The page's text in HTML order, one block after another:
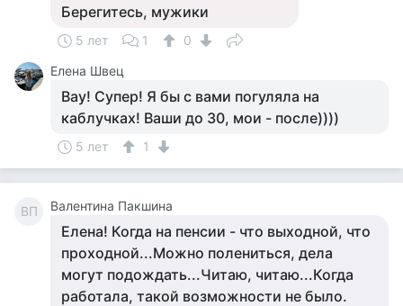
Берегитесь, мужики
5 лет 1
0
Елена Швец
Вау! Супер! Я бы с вами погуляла на
каблучках! Ваши до 30, мои - после))))
5 лет 1
ВП Валентина Пакшина
Елена! Когда на пенсии - что выходной, что
проходной...Можно полениться, дела
могут подождать...Читаю, читаю...Когда
работала, такой возможности не было.